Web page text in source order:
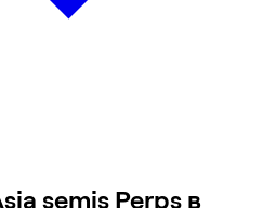
semis Perps в